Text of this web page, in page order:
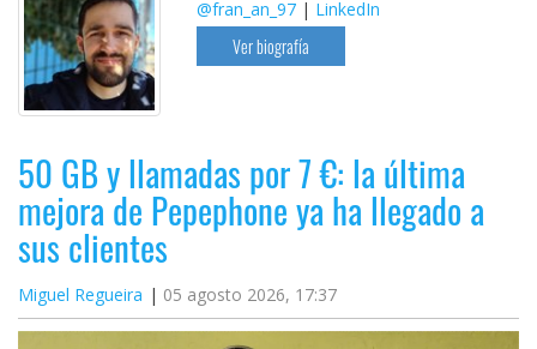
@fran_an_97 | LinkedIn
Ver biografía
50 GB y llamadas por 7 €: la última
mejora de Pepephone ya ha llegado a
sus clientes
Miguel Regueira 05 agosto 2026, 17:37